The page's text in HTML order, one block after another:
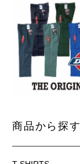
商品から探す